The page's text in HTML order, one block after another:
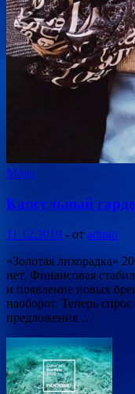
Мода
Капсульный
11.12.2019 - от admin
«Золотая лихорадка»
нет. Финансовая
и появление новых
наоборот. Теперь
предложения …